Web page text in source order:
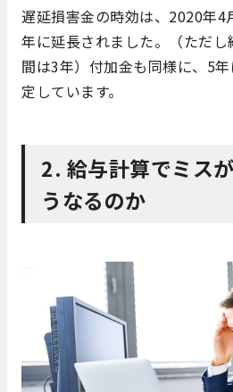
遅延損害金の時効は、2020年4
年に延長されました。（ただ
間は3年）付加金も同様に、5
定しています。
2. 給与計算でミス
うなるのか